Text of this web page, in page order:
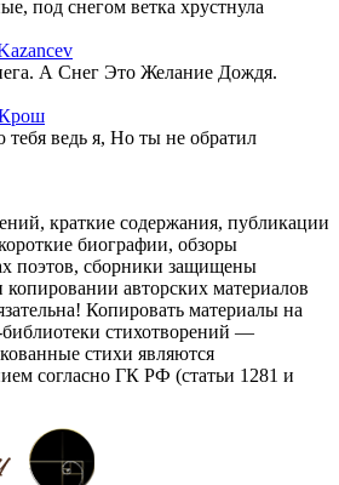
под снегом ветка хрустнула
А Снег Это Желание Дождя.
ведь я, Но ты не обратил
краткие содержания, публикации
биографии, обзоры
поэтов, сборники защищены
авторских материалов
Копировать материалы на
стихотворений —
стихи являются
согласно ГК РФ (статьи 1281 и